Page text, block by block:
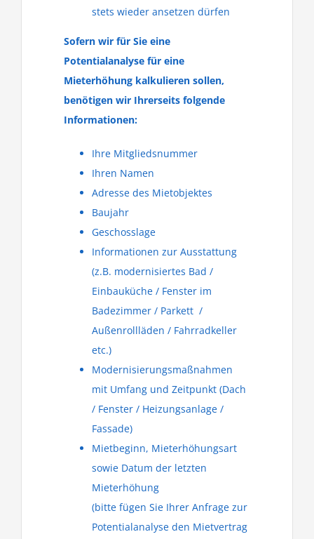
stets wieder ansetzen dürfen
Sofern wir für Sie eine
Potentialanalyse für eine
Mieterhöhung kalkulieren sollen,
benötigen wir Ihrerseits folgende
Informationen:
Ihre Mitgliedsnummer
Ihren Namen
Adresse des Mietobjektes
Baujahr
Geschosslage
Informationen zur Ausstattung
(z.B. modernisiertes Bad /
Einbauküche / Fenster im
Badezimmer / Parkett /
Außenrollläden / Fahrradkeller
etc.)
Modernisierungsmaßnahmen
mit Umfang und Zeitpunkt (Dach
/ Fenster / Heizungsanlage /
Fassade)
Mietbeginn, Mieterhöhungsart
sowie Datum der letzten
Mieterhöhung
(bitte fügen Sie Ihrer Anfrage zur
Potentialanalyse den Mietvertrag